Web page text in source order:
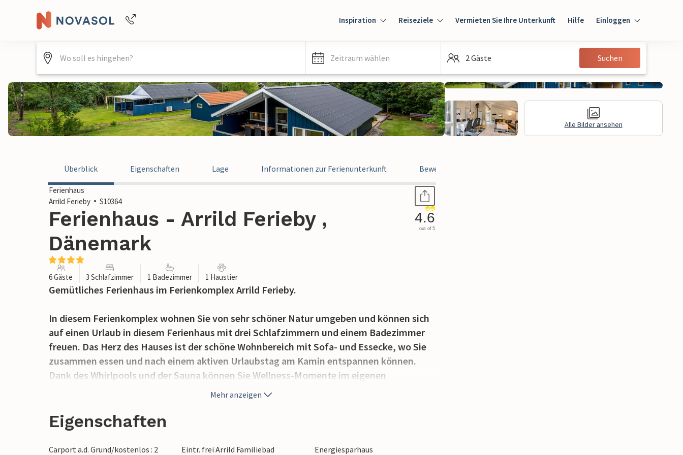
+4940688715475
Inspiration Reiseziele Vermieten Sie Ihre Unterkunft Hilfe Einloggen
Einloggen
Gast
Zeitraum wählen 2 Gäste Suchen
Alle Bilder ansehen
Überblick Eigenschaften Lage Informationen zur Ferienunterkunft Bewertungen
Ferienhaus
Arrild Ferieby
S10364
Ferienhaus - Arrild Ferieby ,
Dänemark
4.6
out of 5
6 Gäste 3 Schlafzimmer 1 Badezimmer 1 Haustier
Gemütliches Ferienhaus im Ferienkomplex Arrild Ferieby.
In diesem Ferienkomplex wohnen Sie von sehr schöner Natur umgeben und können sich
auf einen Urlaub in diesem Ferienhaus mit drei Schlafzimmern und einem Badezimmer
freuen. Das Herz des Hauses ist der schöne Wohnbereich mit Sofa- und Essecke, wo Sie
zusammen essen und nach einem aktiven Urlaubstag am Kamin entspannen können.
Dank des Whirlpools und der Sauna können Sie Wellness-Momente im eigenen
Das große Grundstück mit Rasenflächen lädt zum Spielen und Sonnenbaden ein.
Genießen Sie hier lange Sommerabende auf einer der Terrassen mit Gartenmöbeln und
Grill. In der Garage gibt es Stromanschlüsse, sodass Sie zwei Elektrofahrräder aufladen
Mehr anzeigen
Eigenschaften
Carport a.d. Grund/kostenlos : 2
Eintr. frei Arrild Familiebad Energiesparhaus